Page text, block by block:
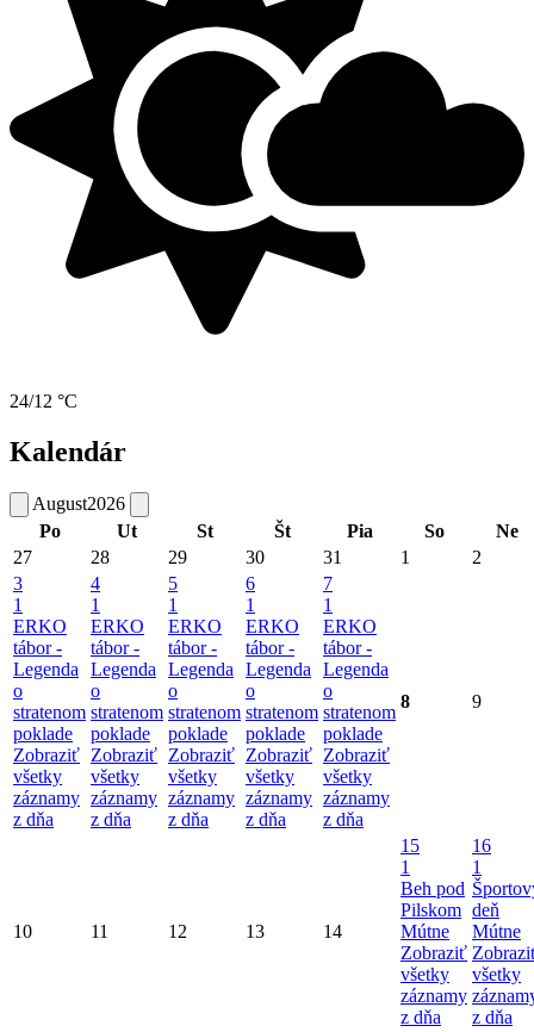
24/12 °C
Kalendár
August2026
Po
Ut St Št Pia So
Ne
27
28 29 30 31 1
2
3
1
ERKO
tábor -
Legenda
o
stratenom
poklade
Zobraziť
všetky
záznamy
z dňa
4
1
ERKO
tábor -
Legenda
o
stratenom
poklade
Zobraziť
všetky
záznamy
z dňa
5
1
ERKO
tábor -
Legenda
o
stratenom
poklade
Zobraziť
všetky
záznamy
z dňa
6
1
ERKO
tábor -
Legenda
o
stratenom
poklade
Zobraziť
všetky
záznamy
z dňa
7
1
ERKO
tábor -
Legenda
o
stratenom
poklade
Zobraziť
všetky
záznamy
z dňa
8 9
10 11 12 13 14
15
1
Beh pod
Pilskom
Mútne
Zobraziť
všetky
záznamy
z dňa
16
1
deň
Mútne
všetky
z dňa